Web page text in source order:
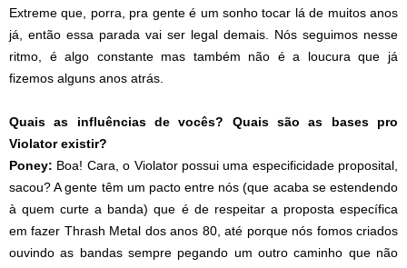
Extreme que, porra, pra gente é um sonho tocar lá de muitos anos
já, então essa parada vai ser legal demais. Nós seguimos nesse
ritmo, é algo constante mas também não é a loucura que já
fizemos alguns anos atrás.
Quais as influências de vocês? Quais são as bases pro
Violator existir?
Poney: Boa! Cara, o Violator possui uma especificidade proposital,
sacou? A gente têm um pacto entre nós (que acaba se estendendo
à quem curte a banda) que é de respeitar a proposta específica
em fazer Thrash Metal dos anos 80, até porque nós fomos criados
ouvindo as bandas sempre pegando um outro caminho que não